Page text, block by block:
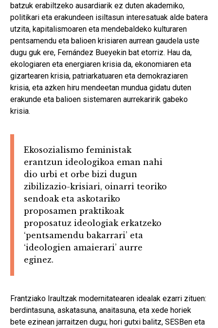
batzuk erabiltzeko ausardiarik ez duten akademiko,
politikari eta erakundeen isiltasun interesatuak alde batera
utzita, kapitalismoaren eta mendebaldeko kulturaren
pentsamendu eta balioen krisiaren aurrean gaudela uste
dugu guk ere, Fernández Bueyekin bat etorriz. Hau da,
ekologiaren eta energiaren krisia da, ekonomiaren eta
gizartearen krisia, patriarkatuaren eta demokraziaren
krisia, eta azken hiru mendeetan mundua gidatu duten
erakunde eta balioen sistemaren aurrekaririk gabeko
krisia.
Ekosozialismo feministak
erantzun ideologikoa eman nahi
dio urbi et orbe bizi dugun
zibilizazio-krisiari, oinarri teoriko
sendoak eta askotariko
proposamen praktikoak
proposatuz ideologiak erkatzeko
‘pentsamendu bakarrari’ eta
‘ideologien amaierari’ aurre
eginez.
Frantziako Iraultzak modernitatearen idealak ezarri zituen:
berdintasuna, askatasuna, anaitasuna, eta xede horiek
bete ezinean jarraitzen dugu; hori gutxi balitz, SESBen eta